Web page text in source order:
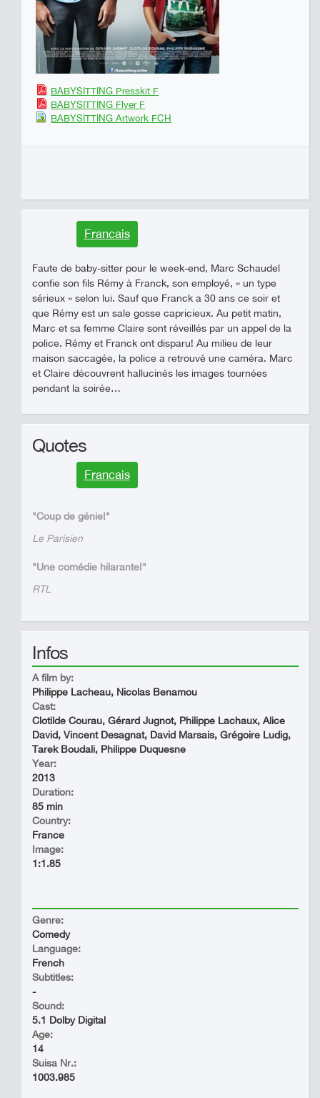
BABYSITTING Presskit F
BABYSITTING Flyer F
BABYSITTING Artwork FCH
Francais
Faute de baby-sitter pour le week-end, Marc Schaudel
confie son fils Rémy à Franck, son employé, « un type
sérieux » selon lui. Sauf que Franck a 30 ans ce soir et
que Rémy est un sale gosse capricieux. Au petit matin,
Marc et sa femme Claire sont réveillés par un appel de la
police. Rémy et Franck ont disparu! Au milieu de leur
maison saccagée, la police a retrouvé une caméra. Marc
et Claire découvrent hallucinés les images tournées
pendant la soirée…
Quotes
Francais
"Coup de génie!"
Le Parisien
"Une comédie hilarante!"
RTL
Infos
A film by:
Philippe Lacheau, Nicolas Benamou
Cast:
Clotilde Courau, Gérard Jugnot, Philippe Lachaux, Alice
David, Vincent Desagnat, David Marsais, Grégoire Ludig,
Tarek Boudali, Philippe Duquesne
Year:
2013
Duration:
85 min
Country:
France
Image:
1:1.85
Genre:
Comedy
Language:
French
Subtitles:
-
Sound:
5.1 Dolby Digital
Age:
14
Suisa Nr.:
1003.985